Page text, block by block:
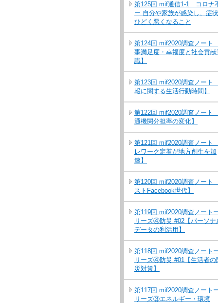
第125回 mif通信1-1 コロナ
ー 自分や家族が感染し、症
ひどく悪くなること
第124回 mif2020調査ノート
事満足度・幸福度と社会貢献
識】
第123回 mif2020調査ノート
報に関する生活行動時間】
第122回 mif2020調査ノート
通機関分担率の変化】
第121回 mif2020調査ノート
レワーク定着が地方創生を加
速】
第120回 mif2020調査ノート
ストFacebook世代】
第119回 mif2020調査ノート
リーズ④防災 #02【パーソナ
データの利活用】
第118回 mif2020調査ノート
リーズ④防災 #01【生活者の
災対策】
第117回 mif2020調査ノート
リーズ③エネルギー・環境